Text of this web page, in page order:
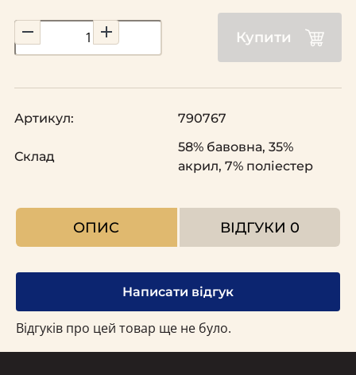
Купити
Артикул: 790767
Склад
58% бавовна, 35%
акрил, 7% поліестер
ОПИС ВІДГУКИ 0
Написати відгук
Відгуків про цей товар ще не було.